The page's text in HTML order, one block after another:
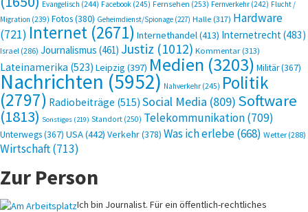
Evangelisch (244) Facebook (245) Fernsehen (253) Fernverkehr (242) Flucht /
Migration (239) Fotos(380) Geheimdienst/Spionage (227) Halle(317) Hardware
(721) Internet (2671) Internethandel(413) Internetrecht(483)
Israel (286) Journalismus (461) Justiz (1012) Kommentar(313)
Lateinamerika (523) Leipzig (397) Medien (3203) Militär(367)
Nachrichten(5952) Nahverkehr (245) Politik
(2797) Radiobeiträge (515) Social Media (809) Software
(1813) Sonstiges (219) Standort (250) Telekommunikation(709)
Unterwegs(367) USA(442) Verkehr(378) Was ich erlebe(668) Wetter (288)
Wirtschaft(713)
Zur Person
Ich bin Journalist. Für ein öffentlich-rechtliches